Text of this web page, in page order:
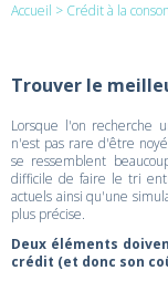
Accueil > Crédit à la
Trouver le
Lorsque l'on recherche
n'est pas rare d'être
se ressemblent
difficile de faire le tri
actuels ainsi qu'une
plus précise.
Deux éléments
crédit (et donc son